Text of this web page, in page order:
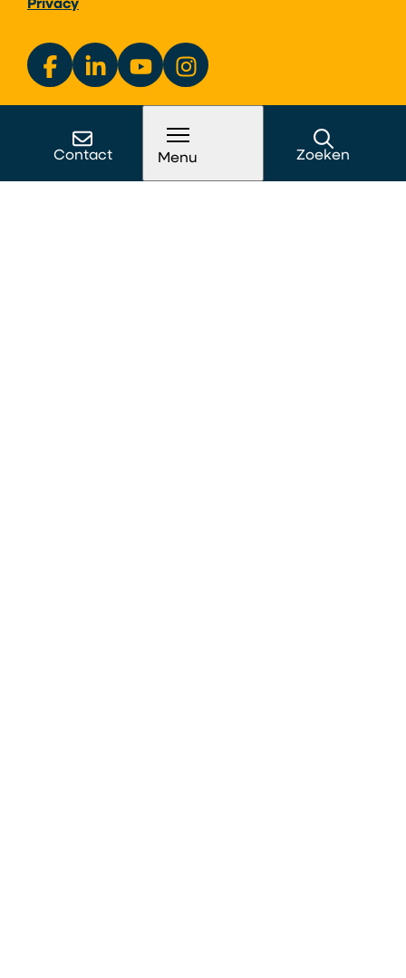
Privacy
Contact Menu Zoeken